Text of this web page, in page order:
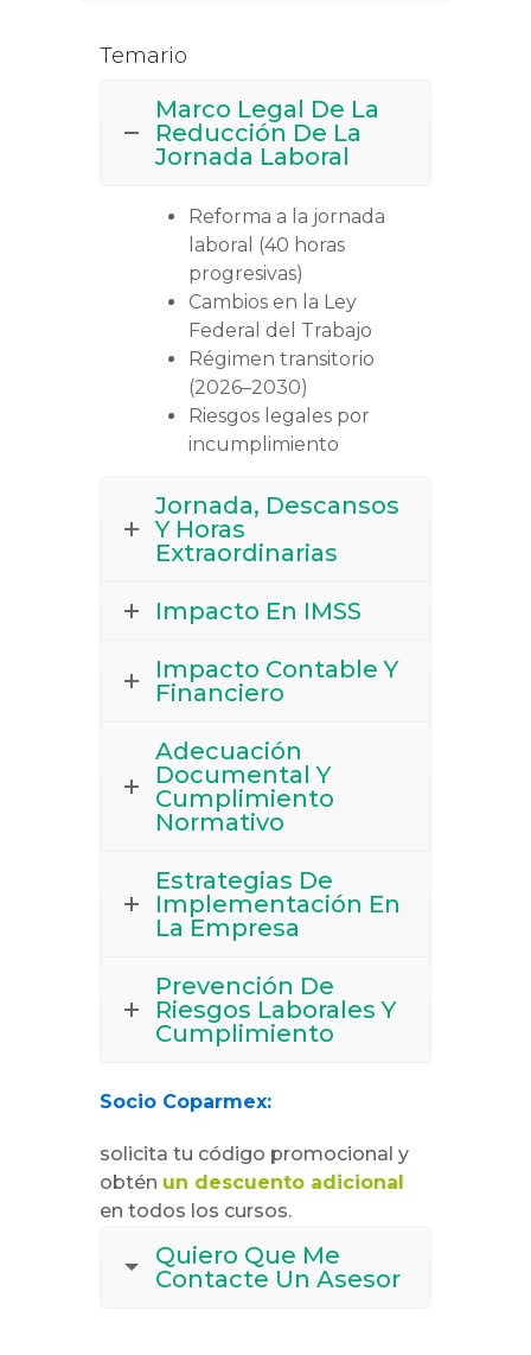
Temario
Marco Legal De La
Reducción De La
Jornada Laboral
Reforma a la jornada
laboral (40 horas
progresivas)
Cambios en la Ley
Federal del Trabajo
Régimen transitorio
(2026–2030)
Riesgos legales por
incumplimiento
Jornada, Descansos
Y Horas
Extraordinarias
Impacto En IMSS
Impacto Contable Y
Financiero
Adecuación
Documental Y
Cumplimiento
Normativo
Estrategias De
Implementación En
La Empresa
Prevención De
Riesgos Laborales Y
Cumplimiento
Socio Coparmex:
solicita tu código promocional y
obtén un descuento adicional
en todos los cursos.
Quiero Que Me
Contacte Un Asesor